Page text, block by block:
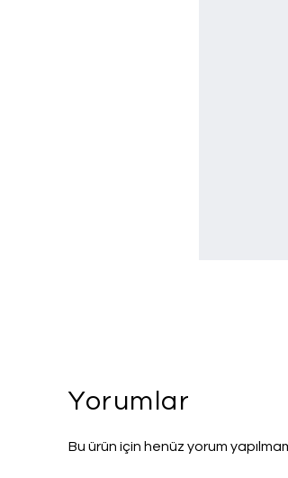
Yorumlar
Bu ürün için henüz yorum